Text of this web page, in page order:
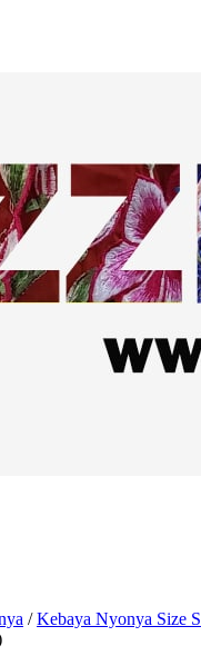
/Kebaya Nyonya Size S